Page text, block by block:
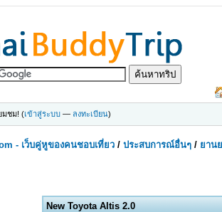
มชม! (เข้าสู่ระบบ — ลงทะเบียน)
- เว็บคู่หูของคนชอบเที่ยว /ประสบการณ์อื่นๆ / ยาน
New Toyota Altis 2.0